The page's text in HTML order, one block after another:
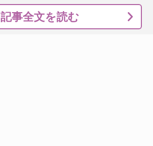
記事全文を読む